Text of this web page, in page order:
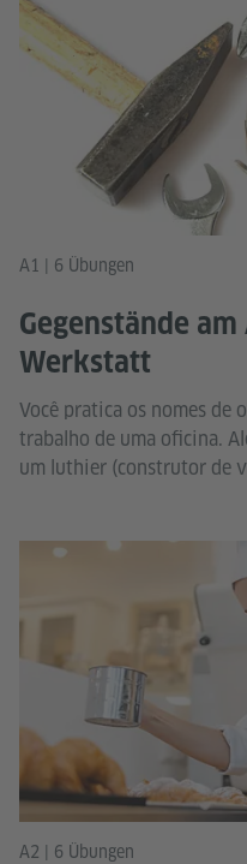
A1 | 6 Übungen
Gegenstände
Werkstatt
Você pratica os nomes de
trabalho de uma oficina.
um luthier (construtor de
A2 | 6 Übungen